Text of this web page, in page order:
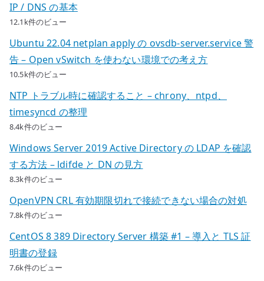
IP / DNS の基本
12.1k件のビュー
Ubuntu 22.04 netplan apply の ovsdb-server.service 警
告 – Open vSwitch を使わない環境での考え方
10.5k件のビュー
NTP トラブル時に確認すること – chrony、ntpd、
timesyncd の整理
8.4k件のビュー
Windows Server 2019 Active Directory の LDAP を確認
する方法 – ldifde と DN の見方
8.3k件のビュー
OpenVPN CRL 有効期限切れで接続できない場合の対処
7.8k件のビュー
CentOS 8 389 Directory Server 構築 #1 – 導入と TLS 証
明書の登録
7.6k件のビュー